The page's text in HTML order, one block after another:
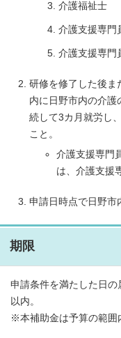
介護福祉士
介護支援専門
介護支援専門
研修を修了した後ま
内に日野市内の介護
続して3カ月就労し
こと。
介護支援専門
は、介護支援
申請日時点で日野市
期限
申請条件を満たした日の
以内。
※本補助金は予算の範囲